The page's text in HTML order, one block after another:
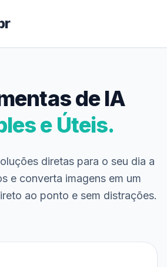
de IA
e Úteis.
diretas para o seu dia a
e converta imagens em um
ao ponto e sem distrações.